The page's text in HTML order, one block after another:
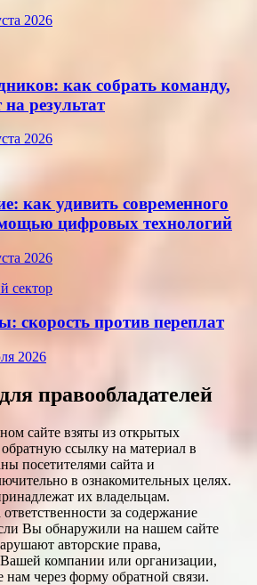
2026
как собрать команду,
результат
2026
как удивить современного
цифровых технологий
2026
сектор
скорость против переплат
2026
правообладателей
сайте взяты из открытых
ссылку на материал в
посетителями сайта и
в ознакомительных целях.
их владельцам.
за содержание
Вы обнаружили на нашем сайте
авторские права,
компании или организации,
через форму обратной связи.